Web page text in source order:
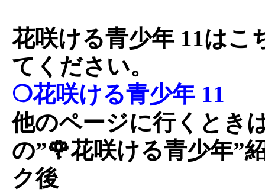
花咲ける青少年 11はこ
てください。
❍花咲ける青少年 11
他のページに行くとき
の”🌹花咲ける青少年”
ク後